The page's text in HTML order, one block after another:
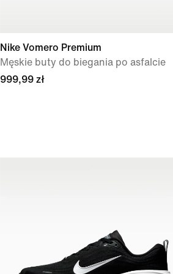
Nike Vomero Premium
Męskie buty do biegania po asfalcie
999,99 zł